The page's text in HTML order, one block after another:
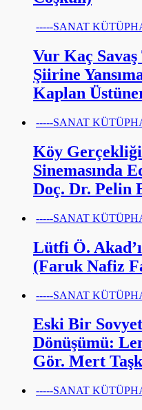
-----SANAT
Vur Kaç
Şiirine
Kaplan
-----SANAT
Köy
Sinemasında
Doç. Dr. Pelin
-----SANAT
Lütfi Ö.
(Faruk Nafiz
-----SANAT
Eski Bir
Dönüşümü:
Gör. Mert
-----SANAT